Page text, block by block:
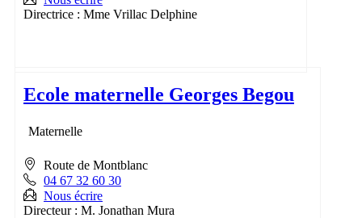
Directrice : Mme Vrillac Delphine
Ecole maternelle Georges Begou
Maternelle
Route de Montblanc
04 67 32 60 30
Nous écrire
Directeur : M. Jonathan Mura